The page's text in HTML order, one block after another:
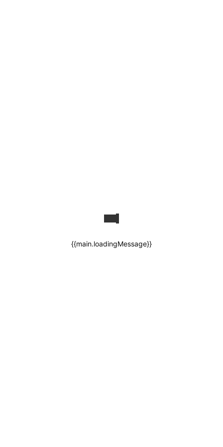
{{main.loadingMessage}}